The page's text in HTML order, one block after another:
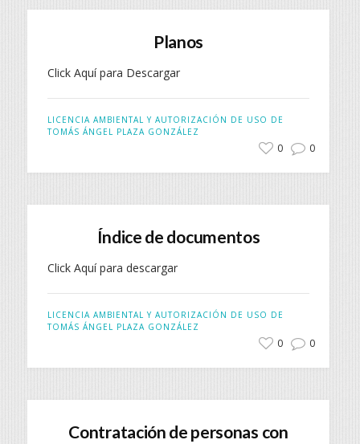
Planos
Click Aquí para Descargar
LICENCIA AMBIENTAL Y AUTORIZACIÓN DE USO DE
TOMÁS ÁNGEL PLAZA GONZÁLEZ
0 0
Índice de documentos
Click Aquí para descargar
LICENCIA AMBIENTAL Y AUTORIZACIÓN DE USO DE
TOMÁS ÁNGEL PLAZA GONZÁLEZ
0 0
Contratación de personas con